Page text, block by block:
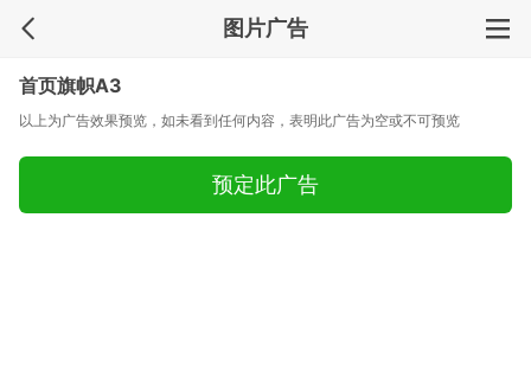
图片广告
首页旗帜A3
以上为广告效果预览，如未看到任何内容，表明此广告为空或不可预览
预定此广告